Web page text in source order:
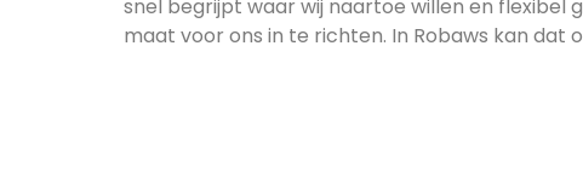
snel begrijpt waar wij naartoe willen en flexibel
maat voor ons in te richten. In Robaws kan dat